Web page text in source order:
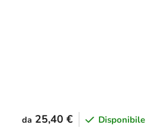
da 25,40 € Disponibile